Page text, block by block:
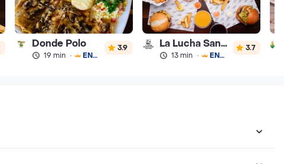
Donde Polo
19 min · ENVÍO GRATIS
3.9 La Lucha Sanguchería
13 min · ENVÍO GRATIS
3.7